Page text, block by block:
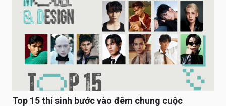
Top 15 thí sinh bước vào đêm chung cuộc